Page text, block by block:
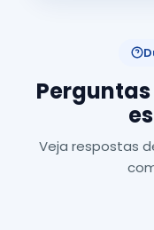
Veja respostas